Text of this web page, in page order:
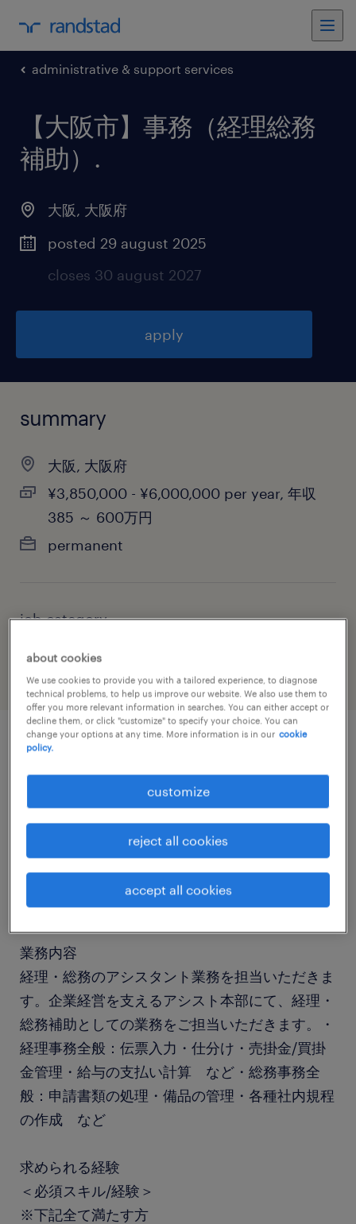
administrative & support services
【大阪市】事務（経理総務
補助） .
大阪, 大阪府
posted 29 august 2025
closes 30 august 2027
apply
summary
大阪, 大阪府
¥3,850,000 - ¥6,000,000 per year, 年収
385 ～ 600万円
permanent
job category
job details
社名
職種
一般事務
業務内容
経理・総務のアシスタント業務を担当いただきま
す。企業経営を支えるアシスト本部にて、経理・
総務補助としての業務をご担当いただきます。・
経理事務全般：伝票入力・仕分け・売掛金/買掛
金管理・給与の支払い計算 など・総務事務全
般：申請書類の処理・備品の管理・各種社内規程
の作成 など
求められる経験
＜必須スキル/経験＞
※下記全て満たす方
about cookies
We use cookies to provide you with a tailored experience, to diagnose
technical problems, to help us improve our website. We also use them to
offer you more relevant information in searches. You can either accept or
decline them, or click "customize" to specify your choice. You can
change your options at any time. More information is in our cookie
policy.
customize
reject all cookies
accept all cookies